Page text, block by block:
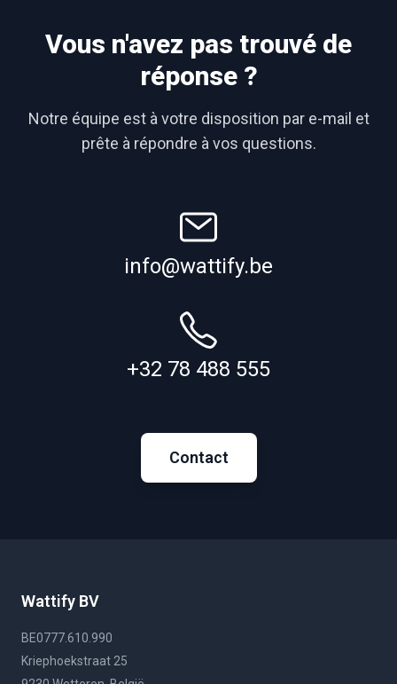
Vous n'avez pas trouvé de
réponse ?
Notre équipe est à votre disposition par e-mail et
prête à répondre à vos questions.
info@wattify.be
+32 78 488 555
Contact
Wattify BV
BE0777.610.990
Kriephoekstraat 25